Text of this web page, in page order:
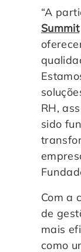
“A
Summit
RH,
sido
Com a
de
mais
como